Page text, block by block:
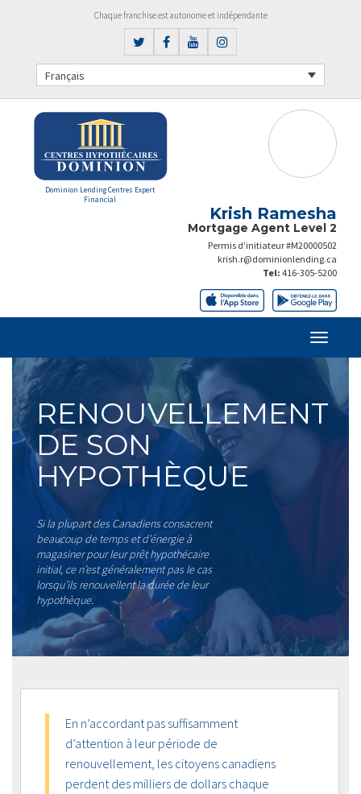
Chaque franchise est autonome et indépendante
Français
Dominion Lending Centres Expert
Financial
Krish Ramesha
Mortgage Agent Level 2
Permis d’initiateur #M20000502
krish.r@dominionlending.ca
Tel: 416-305-5200
RENOUVELLEMENT
DE SON
HYPOTHÈQUE
Si la plupart des Canadiens consacrent
beaucoup de temps et d’énergie à
magasiner pour leur prêt hypothécaire
initial, ce n’est généralement pas le cas
lorsqu’ils renouvellent la durée de leur
hypothèque.
En n’accordant pas suffisamment
d’attention à leur période de
renouvellement, les citoyens canadiens
perdent des milliers de dollars chaque